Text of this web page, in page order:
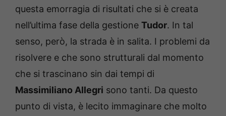
questa emorragia di risultati che si è creata
nell’ultima fase della gestione Tudor. In tal
senso, però, la strada è in salita. I problemi da
risolvere e che sono strutturali dal momento
che si trascinano sin dai tempi di
Massimiliano Allegri sono tanti. Da questo
punto di vista, è lecito immaginare che molto